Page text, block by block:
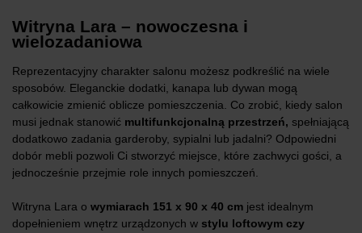
Witryna Lara – nowoczesna i
wielozadaniowa
Reprezentacyjny charakter salonu możesz podkreślić na wiele
sposobów. Eleganckie dodatki, kanapa lub dywan mogą
całkowicie zmienić oblicze pomieszczenia. Co zrobić, kiedy salon
musi jednak stanowić multifunkcjonalną przestrzeń, spełniającą
dodatkowo zadania garderoby, sypialni lub jadalni? Odpowiedni
dobór mebli pozwoli Ci stworzyć miejsce, które zachwyci gości, a
jednocześnie przejmie role innych pomieszczeń.
Witryna Lara o wymiarach 151 x 90 x 40 cm jest idealnym
dopełnieniem wnętrz urządzonych w stylu loftowym czy